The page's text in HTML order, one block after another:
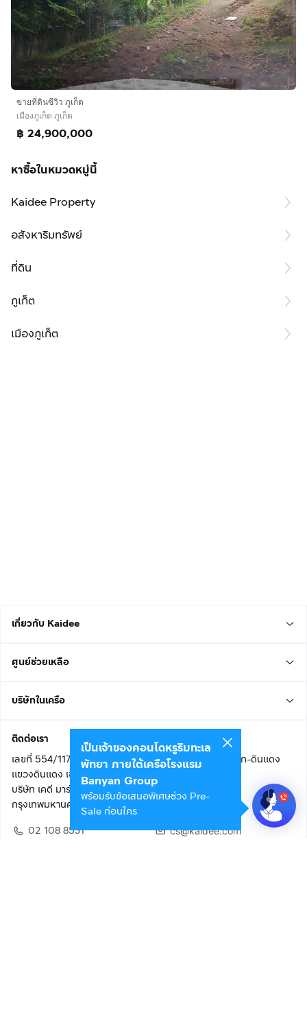
ขายที่ดินซีวิว ภูเก็ต
เมืองภูเก็ต ภูเก็ต
฿ 24,900,000
หาซื้อในหมวดหมู่นี้
Kaidee Property
อสังหาริมทรัพย์
ที่ดิน
ภูเก็ต
เมืองภูเก็ต
เกี่ยวกับ Kaidee
ศูนย์ช่วยเหลือ
บริษัทในเครือ
ติดต่อเรา
เลขที่ 554/117 อาคารสกายไนน์ เซ็นเตอร์ ชั้น 22 ถนนอโศก-ดินแดง
แขวงดินแดง เขตดินแดง
บริษัท เคดี มาร์เก็ตเพลส จำกัด (สำนักงานใหญ่)
กรุงเทพมหานคร 10400
02 108 8531
cs@kaidee.com
เป็นเจ้าของคอนโดหรูริมทะเล
พัทยา ภายใต้เครือโรงแรม
Banyan Group
พร้อมรับข้อเสนอพิเศษช่วง Pre-
Sale ก่อนใคร